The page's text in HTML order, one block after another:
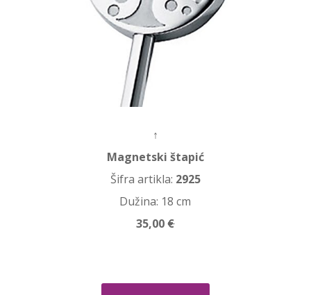
↑
Magnetski štapić
Šifra artikla: 2925
Dužina: 18 cm
35,00€